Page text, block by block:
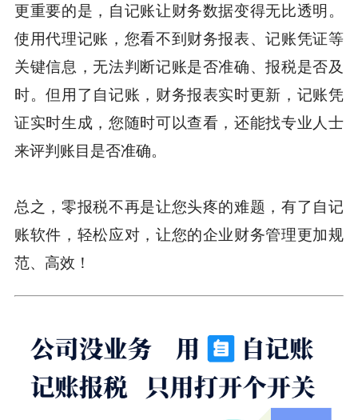
更重要的是，自记账让财务数据变得无比透明。
使用代理记账，您看不到财务报表、记账凭证等
关键信息，无法判断记账是否准确、报税是否及
时。但用了自记账，财务报表实时更新，记账凭
证实时生成，您随时可以查看，还能找专业人士
来评判账目是否准确。
总之，零报税不再是让您头疼的难题，有了自记
账软件，轻松应对，让您的企业财务管理更加规
范、高效！